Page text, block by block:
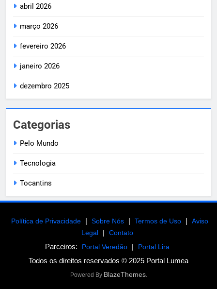
abril 2026
março 2026
fevereiro 2026
janeiro 2026
dezembro 2025
Categorias
Pelo Mundo
Tecnologia
Tocantins
Política de Privacidade | Sobre Nós | Termos de Uso |
Aviso
Legal
| Contato
Parceiros: Portal Veredão | Portal Lira
Todos os direitos reservados © 2025 Portal Lumea
Powered By BlazeThemes.